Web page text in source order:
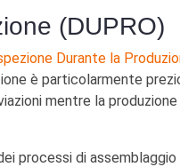
(DUPRO)
Durante la
è particolarmente
mentre la
processi di